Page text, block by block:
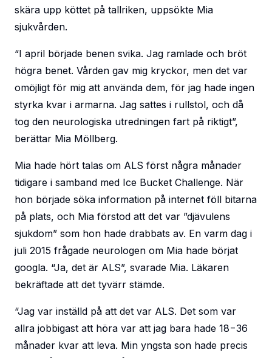
skära upp köttet på tallriken, uppsökte Mia
sjukvården.
“I april började benen svika. Jag ramlade och bröt
högra benet. Vården gav mig kryckor, men det var
omöjligt för mig att använda dem, för jag hade ingen
styrka kvar i armarna. Jag sattes i rullstol, och då
tog den neurologiska utredningen fart på riktigt”,
berättar Mia Möllberg.
Mia hade hört talas om ALS först några månader
tidigare i samband med Ice Bucket Challenge. När
hon började söka information på internet föll bitarna
på plats, och Mia förstod att det var ”djävulens
sjukdom” som hon hade drabbats av. En varm dag i
juli 2015 frågade neurologen om Mia hade börjat
googla. “Ja, det är ALS”, svarade Mia. Läkaren
bekräftade att det tyvärr stämde.
“Jag var inställd på att det var ALS. Det som var
allra jobbigast att höra var att jag bara hade 18−36
månader kvar att leva. Min yngsta son hade precis